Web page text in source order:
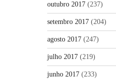
outubro 2017 (237)
setembro 2017 (204)
agosto 2017 (247)
julho 2017 (219)
junho 2017 (233)